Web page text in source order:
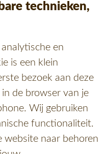
technieken,
en
is een klein
bezoek aan deze
de browser van je
Wij gebruiken
functionaliteit.
website naar behoren